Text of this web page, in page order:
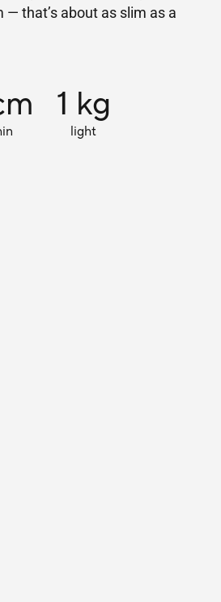
— that’s about as slim as a
1 kg
light